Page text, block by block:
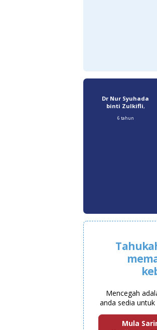
Dr Nur Syuhada
binti Zulkifli,
6 tahun
Mencegah
anda sedia
Mula